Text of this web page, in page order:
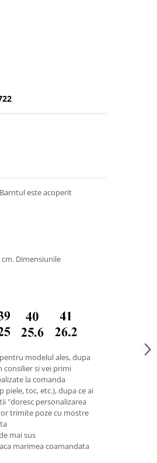
este acoperit
Dimensiunile
modelul ales, dupa
consilier si vei primi
la comanda
toc, etc.), dupa ce ai
"doresc personalizarea
trimite poze cu mostre
mai sus
marimea coamandata